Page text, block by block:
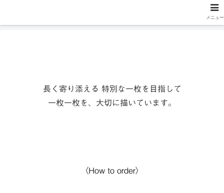
長く寄り添える 特別な一枚を目指して
一枚一枚を、大切に描いています。
〈How to order〉
メニュー